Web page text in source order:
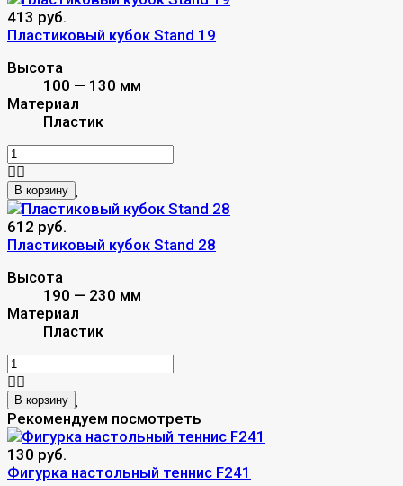
413 руб.
Пластиковый кубок Stand 19
Высота
100 — 130 мм
Материал
Пластик
В корзину
612 руб.
Пластиковый кубок Stand 28
Высота
190 — 230 мм
Материал
Пластик
В корзину
Рекомендуем посмотреть
130 руб.
Фигурка настольный теннис F241